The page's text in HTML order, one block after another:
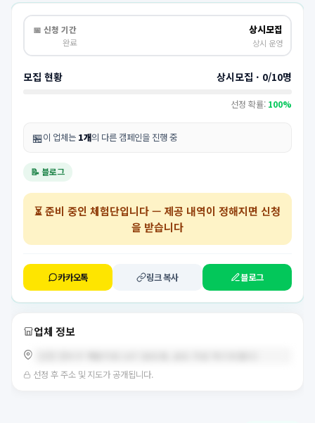
📅 신청 기간
완료
상시모집
상시 운영
모집 현황 상시모집 · 0/10명
선정 확률: 100%
🏪이 업체는 1개의 다른 캠페인을 진행 중
📝 블로그
⏳준비 중인 체험단입니다 — 제공 내역이 정해지면 신청
을 받습니다
카카오톡 링크 복사 블로그
업체 정보
선정 후 주소 및 지도가 공개됩니다.